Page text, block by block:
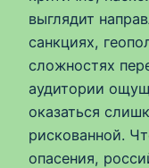
выглядит
санкциях,
сложностях
аудитории
оказаться
рискованной.
опасения,